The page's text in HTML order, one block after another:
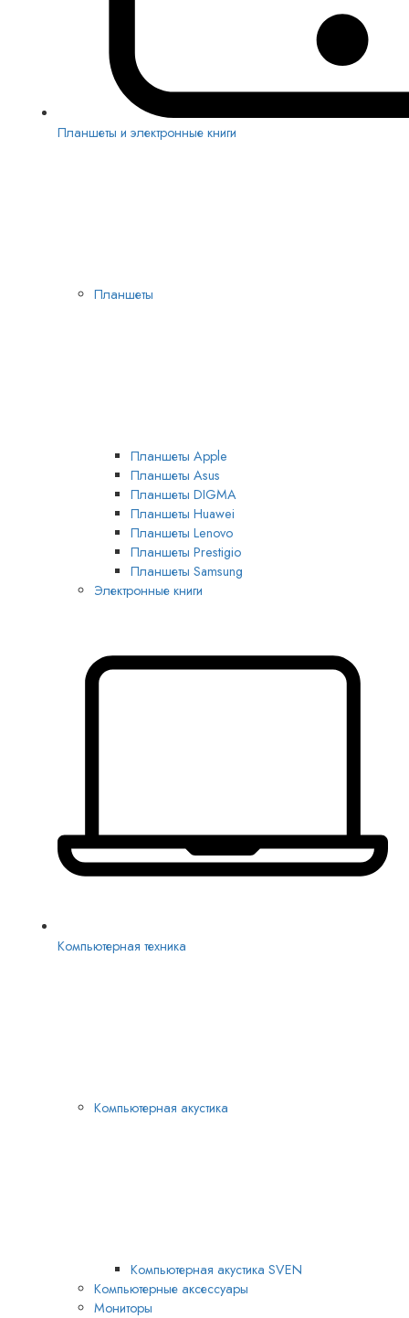
Планшеты и электронные книги
Планшеты
Планшеты Apple
Планшеты Asus
Планшеты DIGMA
Планшеты Huawei
Планшеты Lenovo
Планшеты Prestigio
Планшеты Samsung
Электронные книги
Компьютерная техника
Компьютерная акустика
Компьютерная акустика SVEN
Компьютерные аксессуары
Мониторы